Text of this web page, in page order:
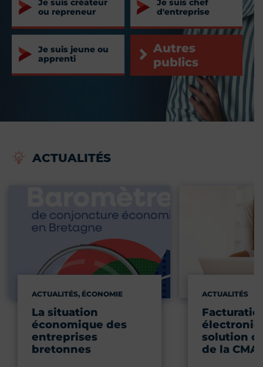
Je suis créateur
ou repreneur
Je suis chef
d'entreprise
Je suis jeune ou
apprenti
Autres
publics
ACTUALITÉS
ACTUALITÉS, ÉCONOMIE
La situation
économique des
entreprises
bretonnes
ACTUALITÉS
solution
de la